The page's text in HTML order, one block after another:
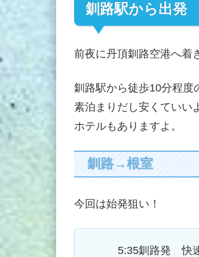
釧路駅から出発
前夜に丹頂釧路空港へ着
釧路駅から徒歩10分程
素泊まりだし安くていい
ホテルもありますよ。
釧路→根室
今回は始発狙い！
5:35釧路発 快